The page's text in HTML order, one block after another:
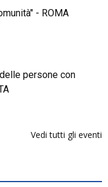
- ROMA
persone con
Vedi tutti gli eventi